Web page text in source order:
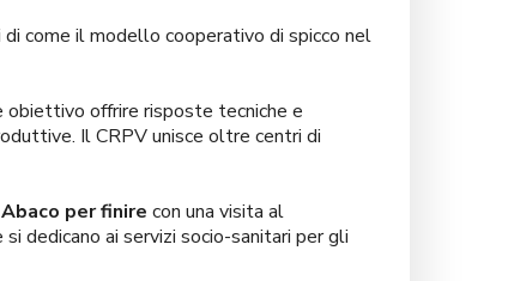
di come il modello cooperativo di spicco nel
obiettivo offrire risposte tecniche e
Il CRPV unisce oltre centri di
per finire con una visita al
dedicano ai servizi socio-sanitari per gli